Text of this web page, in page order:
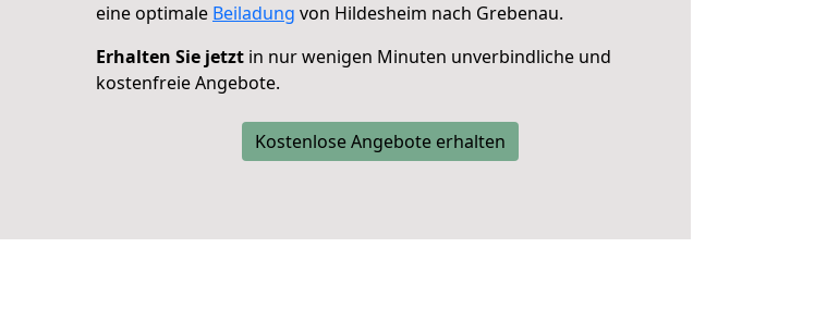
eine optimale Beiladung von Hildesheim nach Grebenau.
Erhalten Sie jetzt in nur wenigen Minuten unverbindliche und
kostenfreie Angebote.
Kostenlose Angebote erhalten